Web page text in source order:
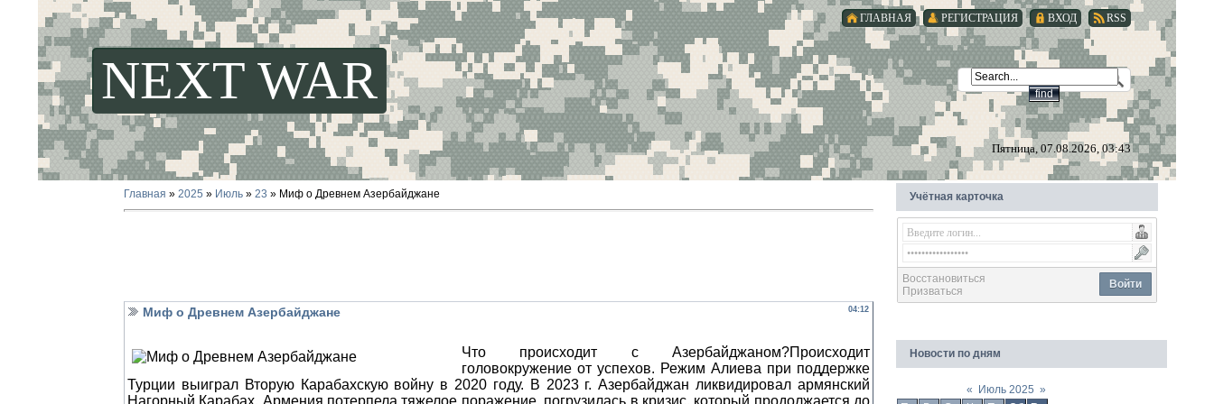
RSS
ВХОД
РЕГИСТРАЦИЯ
ГЛАВНАЯ
NEXT WAR
Пятница, 07.08.2026, 03:43
Главная » 2025 » Июль » 23 » Миф о Древнем Азербайджане
04:12
Миф о Древнем Азербайджане
Что происходит с Азербайджаном?Происходит
головокружение от успехов. Режим Алиева при поддержке
Турции выиграл Вторую Карабахскую войну в 2020 году. В 2023 г. Азербайджан ликвидировал армянский
Нагорный Карабах. Армения потерпела тяжелое поражение, погрузилась в кризис, который продолжается до
Учётная карточка
Войти
Восстановиться
Призваться
Новости по дням
« Июль 2025 »